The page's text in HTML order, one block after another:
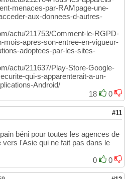
menaces-par-RAMpage-une-
aux-donnees-d-autres-
actu/211753/Comment-le-RGPD-
mois-apres-son-entree-en-vigueur-
adoptees-par-les-sites-
actu/211637/Play-Store-Google-
qui-s-apparenterait-a-un-
Android/
18
0
#11
béni pour toutes les agences de
l'Asie qui ne fait pas dans le
0
0